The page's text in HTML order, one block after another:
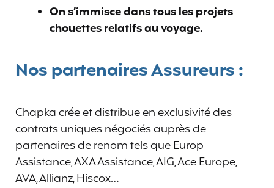
On s’immisce dans tous les projets
chouettes relatifs au voyage.
Nos partenaires Assureurs :
Chapka crée et distribue en exclusivité des
contrats uniques négociés auprès de
partenaires de renom tels que Europ
Assistance, AXA Assistance, AIG, Ace Europe,
AVA, Allianz, Hiscox…